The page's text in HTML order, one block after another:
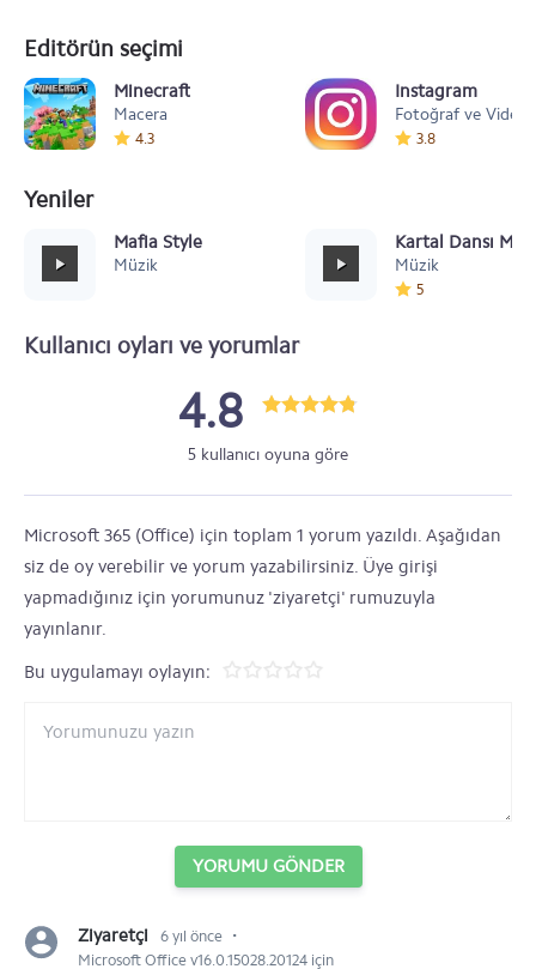
Editörün seçimi
Minecraft
Macera
4.3
Instagram
Fotoğraf ve Video
3.8
Yeniler
Mafia Style
Müzik
Kartal Dansı
Müzik
5
Kullanıcı oyları ve yorumlar
4.8
5 kullanıcı oyuna göre
Microsoft 365 (Office) için toplam 1 yorum yazıldı. Aşağıdan
siz de oy verebilir ve yorum yazabilirsiniz. Üye girişi
yapmadığınız için yorumunuz 'ziyaretçi' rumuzuyla
yayınlanır.
Bu uygulamayı oylayın:
YORUMU GÖNDER
Ziyaretçi 6 yıl önce ⋅
Microsoft Office v16.0.15028.20124 için